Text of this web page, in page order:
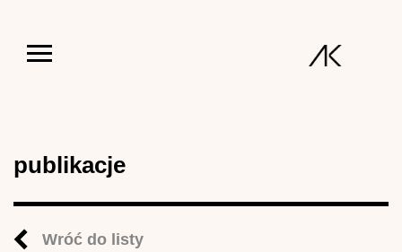
publikacje
Wróć do listy